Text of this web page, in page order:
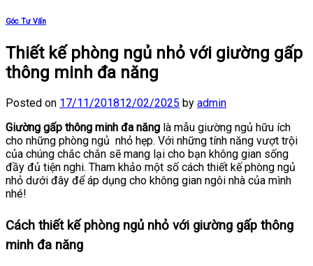
Góc Tư Vấn
Thiết kế phòng ngủ nhỏ với giường gấp
thông minh đa năng
Posted on 17/11/201812/02/2025 by admin
Giường gấp thông minh đa năng là mẫu giường ngủ hữu ích
cho những phòng ngủ nhỏ hẹp. Với những tính năng vượt trội
của chúng chắc chắn sẽ mang lại cho bạn không gian sống
đầy đủ tiện nghi. Tham khảo một số cách thiết kế phòng ngủ
nhỏ dưới đây để áp dụng cho không gian ngôi nhà của mình
nhé!
Cách thiết kế phòng ngủ nhỏ với giường gấp thông
minh đa năng